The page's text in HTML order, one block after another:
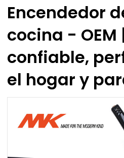
Encendedor
cocina - OEM
confiable,
el hogar y